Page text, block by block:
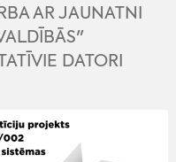
AR JAUNATNI
DATORI